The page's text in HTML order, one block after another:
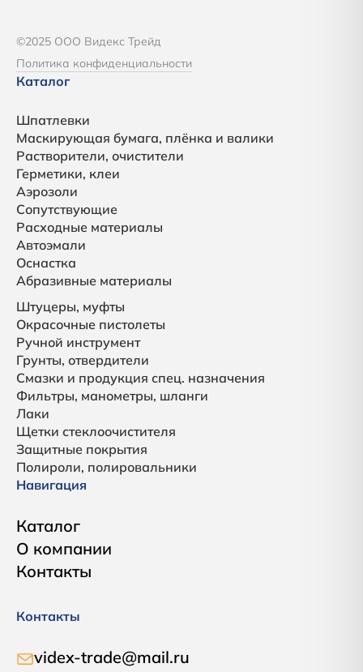
©2025 ООО Видекс Трейд
Политика конфиденциальности
Каталог
Шпатлевки
Маскирующая бумага, плёнка и валики
Растворители, очистители
Герметики, клеи
Аэрозоли
Сопутствующие
Расходные материалы
Автоэмали
Оснастка
Абразивные материалы
Штуцеры, муфты
Окрасочные пистолеты
Ручной инструмент
Грунты, отвердители
Смазки и продукция спец. назначения
Фильтры, манометры, шланги
Лаки
Щетки стеклоочистителя
Защитные покрытия
Полироли, полировальники
Навигация
Каталог
О компании
Контакты
Контакты
videx-trade@mail.ru